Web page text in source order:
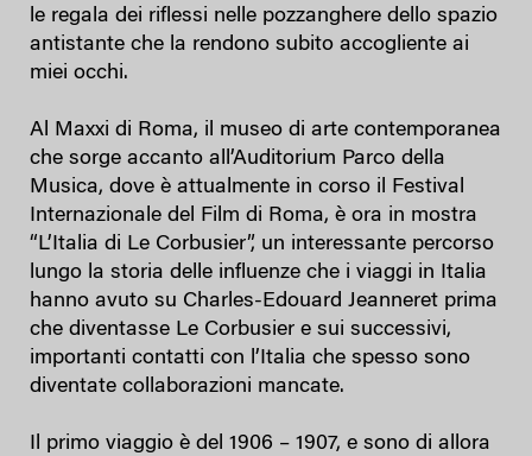
le regala dei riflessi nelle pozzanghere dello spazio
antistante che la rendono subito accogliente ai
miei occhi.
Al Maxxi di Roma, il museo di arte contemporanea
che sorge accanto all’Auditorium Parco della
Musica, dove è attualmente in corso il Festival
Internazionale del Film di Roma, è ora in mostra
“L’Italia di Le Corbusier”, un interessante percorso
lungo la storia delle influenze che i viaggi in Italia
hanno avuto su Charles-Edouard Jeanneret prima
che diventasse Le Corbusier e sui successivi,
importanti contatti con l’Italia che spesso sono
diventate collaborazioni mancate.
Il primo viaggio è del 1906 – 1907, e sono di allora